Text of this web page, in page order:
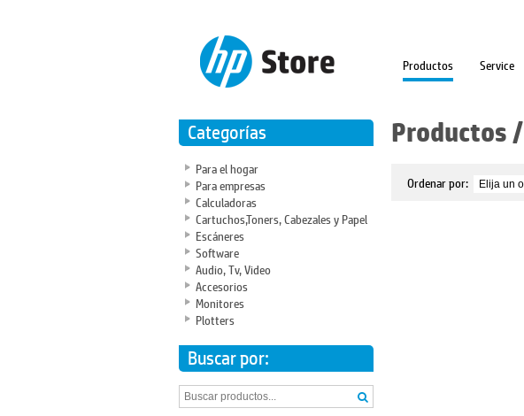
Productos Service
Categorías
Para el hogar
Para empresas
Calculadoras
Cartuchos,Toners, Cabezales y Papel
Escáneres
Software
Audio, Tv, Video
Accesorios
Monitores
Plotters
Buscar por:
Productos/
Ordenar por: